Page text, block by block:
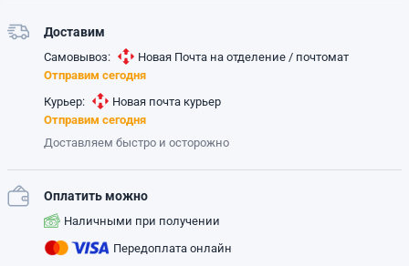
Доставим
Самовывоз:
Новая Почта на отделение / почтомат
Отправим сегодня
Курьер:
Новая почта курьер
Отправим сегодня
Доставляем быстро и осторожно
Оплатить можно
Наличными при получении
Передоплата онлайн